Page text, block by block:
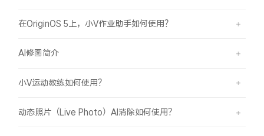
在OriginOS 5上，小V作业助手如何使用？
AI修图简介
小V运动教练如何使用？
动态照片（Live Photo）AI消除如何使用？